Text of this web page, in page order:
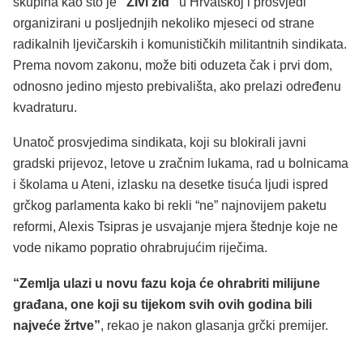
organizirani u posljednjih nekoliko mjeseci od strane
radikalnih ljevičarskih i komunističkih militantnih sindikata.
Prema novom zakonu, može biti oduzeta čak i prvi dom,
odnosno jedino mjesto prebivališta, ako prelazi određenu
kvadraturu.
Unatoč prosvjedima sindikata, koji su blokirali javni
gradski prijevoz, letove u zračnim lukama, rad u bolnicama
i školama u Ateni, izlasku na desetke tisuća ljudi ispred
grčkog parlamenta kako bi rekli “ne” najnovijem paketu
reformi, Alexis Tsipras je usvajanje mjera štednje koje ne
vode nikamo popratio ohrabrujućim riječima.
“Zemlja ulazi u novu fazu koja će ohrabriti milijune
građana, one koji su tijekom svih ovih godina bili
najveće žrtve”, rekao je nakon glasanja grčki premijer.